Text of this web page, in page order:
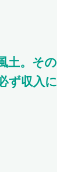
土。その
ず収入に